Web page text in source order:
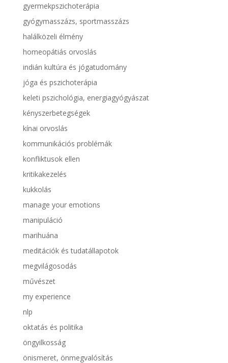
gyermekpszichoterápia
gyógymasszázs, sportmasszázs
halálközeli élmény
homeopátiás orvoslás
indián kultúra és jógatudomány
jóga és pszichoterápia
keleti pszichológia, energiagyógyászat
kényszerbetegségek
kínai orvoslás
kommunikációs problémák
konfliktusok ellen
kritikakezelés
kukkolás
manage your emotions
manipuláció
marihuána
meditációk és tudatállapotok
megvilágosodás
művészet
my experience
nlp
oktatás és politika
öngyilkosság
önismeret, önmegvalósítás